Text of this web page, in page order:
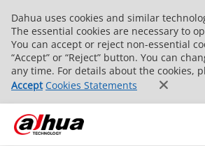
Dahua uses cookies and similar
The essential cookies are necessary to
You can accept or reject non-essential
“Accept” or “Reject” button. You can
any time. For details about the cookies,
Accept Cookies Statements